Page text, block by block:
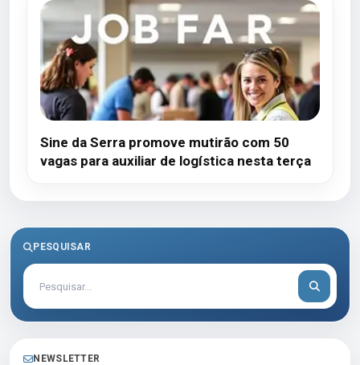
Sine da Serra promove mutirão com 50
vagas para auxiliar de logística nesta terça
PESQUISAR
NEWSLETTER